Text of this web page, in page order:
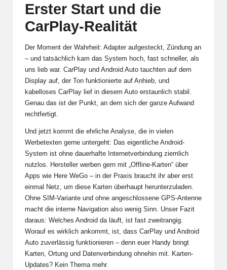
Erster Start und die
CarPlay-Realität
Der Moment der Wahrheit: Adapter aufgesteckt, Zündung an
– und tatsächlich kam das System hoch, fast schneller, als
uns lieb war. CarPlay und Android Auto tauchten auf dem
Display auf, der Ton funktionierte auf Anhieb, und
kabelloses CarPlay lief in diesem Auto erstaunlich stabil.
Genau das ist der Punkt, an dem sich der ganze Aufwand
rechtfertigt.
Und jetzt kommt die ehrliche Analyse, die in vielen
Werbetexten gerne untergeht: Das eigentliche Android-
System ist ohne dauerhafte Internetverbindung ziemlich
nutzlos. Hersteller werben gern mit „Offline-Karten“ über
Apps wie Here WeGo – in der Praxis braucht ihr aber erst
einmal Netz, um diese Karten überhaupt herunterzuladen.
Ohne SIM-Variante und ohne angeschlossene GPS-Antenne
macht die interne Navigation also wenig Sinn. Unser Fazit
daraus: Welches Android da läuft, ist fast zweitrangig.
Worauf es wirklich ankommt, ist, dass CarPlay und Android
Auto zuverlässig funktionieren – denn euer Handy bringt
Karten, Ortung und Datenverbindung ohnehin mit. Karten-
Updates? Kein Thema mehr.